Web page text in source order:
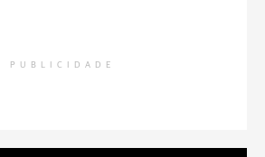
PUBLICIDADE